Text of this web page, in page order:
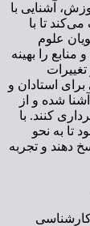
آشنایی با
تا با
علوم
منابع را بهینه
برای استادان و
شده و از
کنند. با
تا به نحو
دهند و تجربه
کارشناسی